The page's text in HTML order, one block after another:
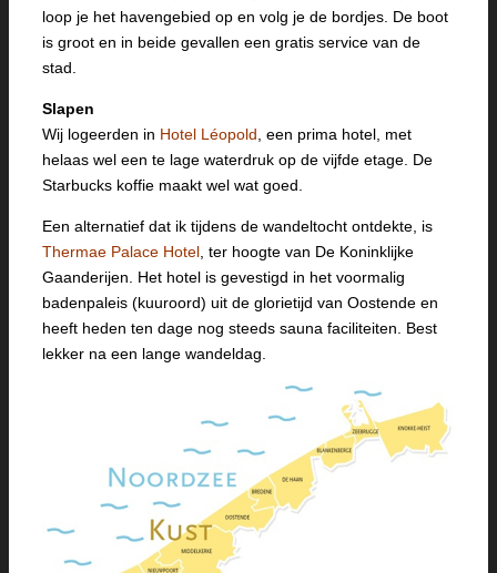
loop je het havengebied op en volg je de bordjes. De boot
is groot en in beide gevallen een gratis service van de
stad.
Slapen
Wij logeerden in Hotel Léopold, een prima hotel, met
helaas wel een te lage waterdruk op de vijfde etage. De
Starbucks koffie maakt wel wat goed.
Een alternatief dat ik tijdens de wandeltocht ontdekte, is
Thermae Palace Hotel, ter hoogte van De Koninklijke
Gaanderijen. Het hotel is gevestigd in het voormalig
badenpaleis (kuuroord) uit de glorietijd van Oostende en
heeft heden ten dage nog steeds sauna faciliteiten. Best
lekker na een lange wandeldag.